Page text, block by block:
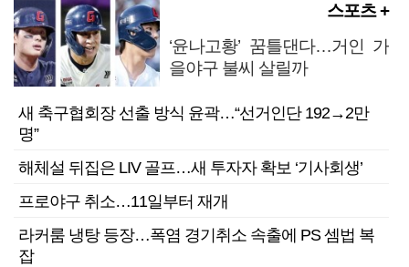
스포츠 +
‘윤나고황’ 꿈틀댄다…거인 가
을야구 불씨 살릴까
새 축구협회장 선출 방식 윤곽…“선거인단 192→2만
명”
해체설 뒤집은 LIV 골프…새 투자자 확보 ‘기사회생’
프로야구 취소…11일부터 재개
라커룸 냉탕 등장…폭염 경기취소 속출에 PS 셈법 복
잡